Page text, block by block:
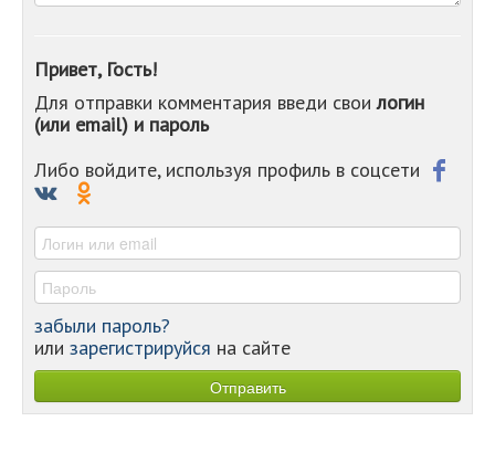
-
-
-
Привет, Гость!
Для отправки комментария введи своилогин
(или email) и пароль
Либо войдите, используя профиль в соцсети
забыли пароль?
или зарегистрируйся на сайте